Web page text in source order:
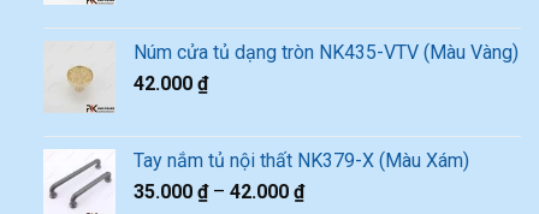
Núm cửa tủ dạng tròn NK435-VTV (Màu Vàng)
42.000 ₫
Tay nắm tủ nội thất NK379-X (Màu Xám)
35.000 ₫– 42.000 ₫